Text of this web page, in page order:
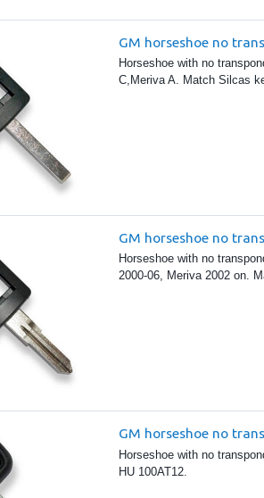
GM horseshoe no
Horseshoe with no
C,Meriva A. Match Silcas
GM horseshoe no
Horseshoe with no
2000-06, Meriva 2002 on.
GM horseshoe no
Horseshoe with no
HU 100AT12.